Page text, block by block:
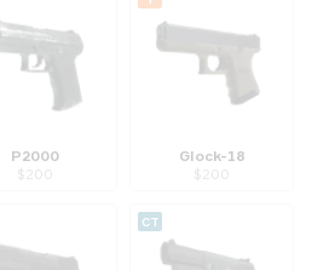
P2000
$ 200
Glock-18
$ 200
CT